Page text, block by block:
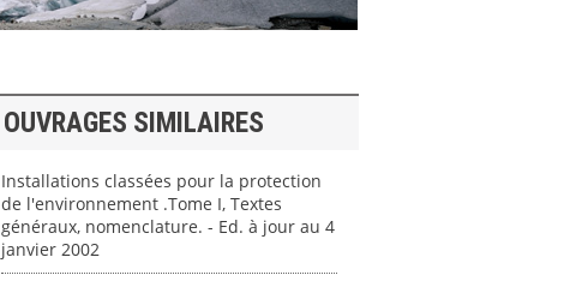
OUVRAGES SIMILAIRES
Installations classées pour la protection
de l'environnement .Tome I, Textes
généraux, nomenclature. - Ed. à jour au 4
janvier 2002